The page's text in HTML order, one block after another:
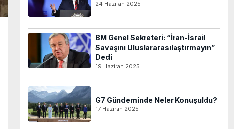
24 Haziran 2025
BM Genel Sekreteri: “İran-İsrail
Savaşını Uluslararasılaştırmayın”
Dedi
19 Haziran 2025
G7 Gündeminde Neler Konuşuldu?
17 Haziran 2025